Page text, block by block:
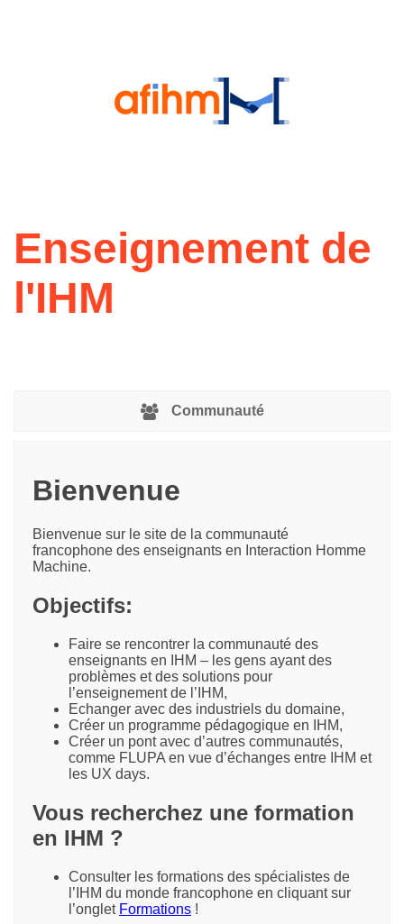
Enseignement de
l'IHM
Communauté
Bienvenue
Bienvenue sur le site de la communauté
francophone des enseignants en Interaction Homme
Machine.
Objectifs:
Faire se rencontrer la communauté des
enseignants en IHM – les gens ayant des
problèmes et des solutions pour
l’enseignement de l’IHM,
Echanger avec des industriels du domaine,
Créer un programme pédagogique en IHM,
Créer un pont avec d’autres communautés,
comme FLUPA en vue d’échanges entre IHM et
les UX days.
Vous recherchez une formation
en IHM ?
Consulter les formations des spécialistes de
l’IHM du monde francophone en cliquant sur
l’onglet Formations !